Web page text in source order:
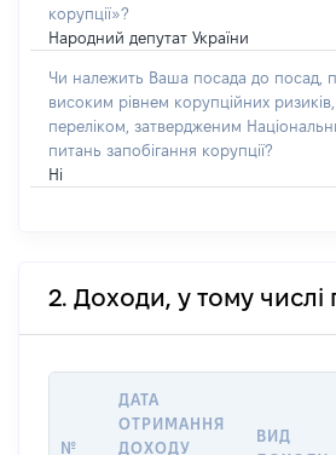
корупції»?
Народний депутат України
Чи належить Ваша посада до посад,
високим рівнем корупційних ризиків,
переліком, затвердженим
питань запобігання корупції?
Ні
2. Доходи, у тому
№
ДАТА
ОТРИМАННЯ
ДОХОДУ
ВИД